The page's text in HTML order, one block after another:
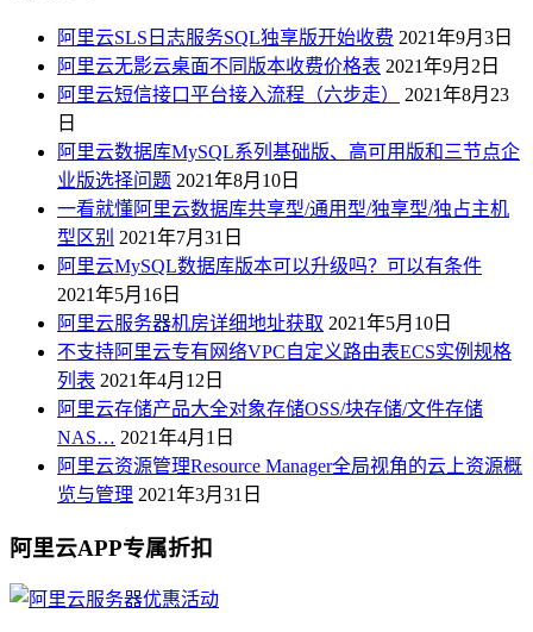
阿里云SLS日志服务SQL独享版开始收费 2021年9月3日
阿里云无影云桌面不同版本收费价格表 2021年9月2日
阿里云短信接口平台接入流程（六步走）
2021年8月23
日
阿里云数据库MySQL系列基础版、高可用版和三节点企
业版选择问题 2021年8月10日
一看就懂阿里云数据库共享型/通用型/独享型/独占主机
型区别 2021年7月31日
阿里云MySQL数据库版本可以升级吗？可以有条件
2021年5月16日
阿里云服务器机房详细地址获取 2021年5月10日
不支持阿里云专有网络VPC自定义路由表ECS实例规格
列表 2021年4月12日
阿里云存储产品大全对象存储OSS/块存储/文件存储
NAS… 2021年4月1日
阿里云资源管理Resource Manager全局视角的云上资源概
览与管理 2021年3月31日
阿里云APP专属折扣